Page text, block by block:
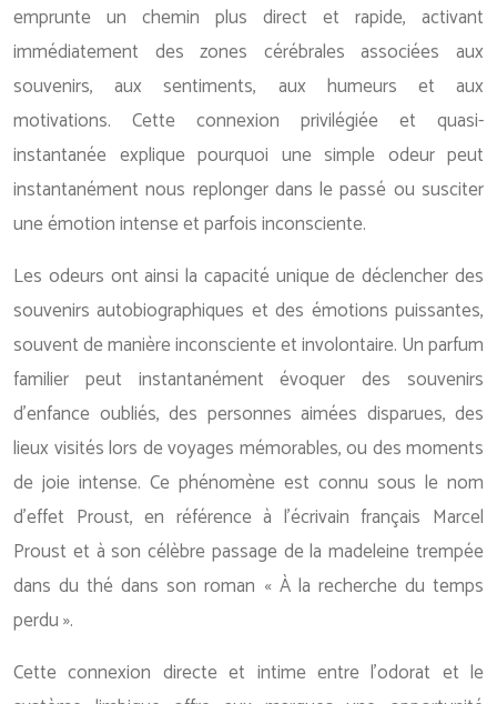
emprunte un chemin plus direct et rapide, activant
immédiatement des zones cérébrales associées aux
souvenirs, aux sentiments, aux humeurs et aux
motivations. Cette connexion privilégiée et quasi-
instantanée explique pourquoi une simple odeur peut
instantanément nous replonger dans le passé ou susciter
une émotion intense et parfois inconsciente.
Les odeurs ont ainsi la capacité unique de déclencher des
souvenirs autobiographiques et des émotions puissantes,
souvent de manière inconsciente et involontaire. Un parfum
familier peut instantanément évoquer des souvenirs
d’enfance oubliés, des personnes aimées disparues, des
lieux visités lors de voyages mémorables, ou des moments
de joie intense. Ce phénomène est connu sous le nom
d’effet Proust, en référence à l’écrivain français Marcel
Proust et à son célèbre passage de la madeleine trempée
dans du thé dans son roman « À la recherche du temps
perdu ».
Cette connexion directe et intime entre l’odorat et le